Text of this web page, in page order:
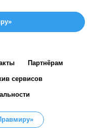
Партнёрам
сервисов